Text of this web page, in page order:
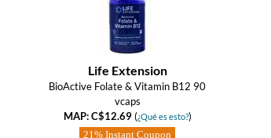
Life Extension
BioActive Folate & Vitamin B12 90
vcaps
MAP: C$12.69(¿Qué es esto?)
21% Instant Coupon